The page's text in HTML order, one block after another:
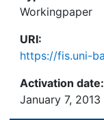
ge-arbeitet
dies am Tage
Workingpaper
URI:
https://fis.uni-
Activation date:
January 7, 2013